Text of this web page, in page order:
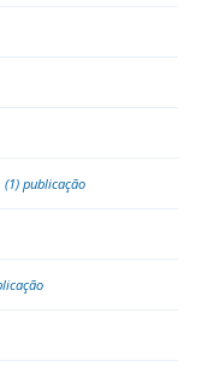
(1) publicação